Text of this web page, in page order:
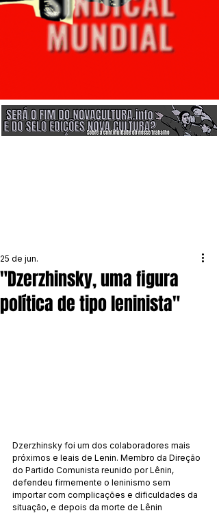
"Dzerzhinsky, uma figura
política de tipo leninista"
25 de jun.
Dzerzhinsky foi um dos colaboradores mais
próximos e leais de Lenin. Membro da Direção
do Partido Comunista reunido por Lênin,
defendeu firmemente o leninismo sem
importar com complicações e dificuldades da
situação, e depois da morte de Lênin